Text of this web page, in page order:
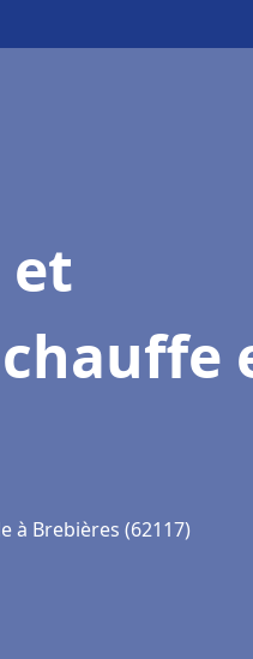
Brebières (62117)